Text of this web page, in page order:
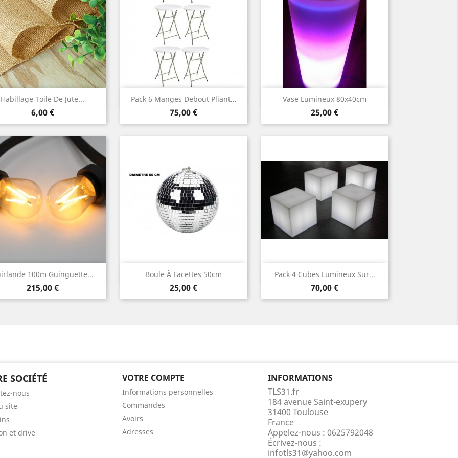
Habillage Toile De Jute...
Prix
6,00 €
Aperçu rapide Pack 6 Manges Debout Pliant...
Prix
75,00 €
Aperçu rapide Vase Lumineux 80x40cm
Prix
25,00 €
 Aperçu rapide
100m Guinguette...
Prix
215,00 €
Aperçu rapide Boule À Facettes 50cm
Prix
25,00 €
Aperçu rapide Pack 4 Cubes Lumineux Sur...
Prix
70,00 €
Aperçu rapide
SOCIÉTÉ
nous
site
et drive
VOTRE COMPTE
Informations personnelles
Commandes
Avoirs
Adresses
INFORMATIONS
TLS31.fr
184 avenue Saint-exupery
31400 Toulouse
France
Appelez-nous : 0625792048
Écrivez-nous :
infotls31@yahoo.com